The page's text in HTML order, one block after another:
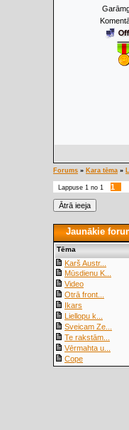
Forums » Kara tēma »
Lappuse 1 no 1 1
Jaunākie
Tēma
Karš Austr...
Mūsdienu K...
Video
Otrā front...
Ikars
Liellopu k...
Sveicam Ze...
Te rakstām...
Vērmahta u...
Cope